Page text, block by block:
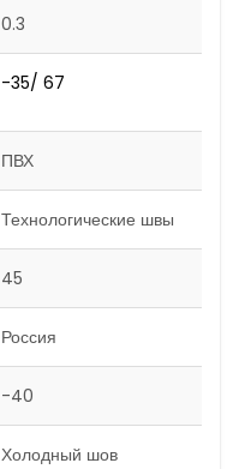
0.3
-35/ 67
ПВХ
Технологические швы
45
Россия
-40
Холодный шов